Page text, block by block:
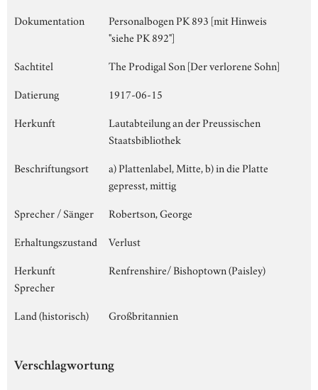
Dokumentation
Personalbogen PK 893 [mit Hinweis
"siehe PK 892"]
Sachtitel
The Prodigal Son [Der verlorene Sohn]
Datierung
1917-06-15
Herkunft
Lautabteilung an der Preussischen
Staatsbibliothek
Beschriftungsort
a) Plattenlabel, Mitte, b) in die Platte
gepresst, mittig
Sprecher / Sänger
Robertson, George
Erhaltungszustand
Verlust
Herkunft
Sprecher
Renfrenshire/ Bishoptown (Paisley)
Land (historisch) Großbritannien
Verschlagwortung